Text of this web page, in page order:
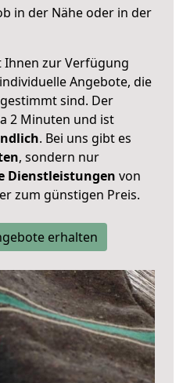
in der Nähe oder in der
Ihnen zur Verfügung
Angebote, die
sind. Der
2 Minuten und ist
. Bei uns gibt es
, sondern nur
Dienstleistungen von
zum günstigen Preis.
erhalten